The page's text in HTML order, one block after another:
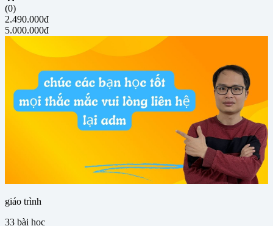
(0)
2.490.000đ
5.000.000đ
giáo trình
33 bài học